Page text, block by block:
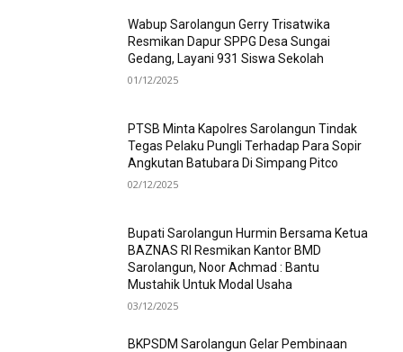
Wabup Sarolangun Gerry Trisatwika
Resmikan Dapur SPPG Desa Sungai
Gedang, Layani 931 Siswa Sekolah
01/12/2025
PTSB Minta Kapolres Sarolangun Tindak
Tegas Pelaku Pungli Terhadap Para Sopir
Angkutan Batubara Di Simpang Pitco
02/12/2025
Bupati Sarolangun Hurmin Bersama Ketua
BAZNAS RI Resmikan Kantor BMD
Sarolangun, Noor Achmad : Bantu
Mustahik Untuk Modal Usaha
03/12/2025
BKPSDM Sarolangun Gelar Pembinaan